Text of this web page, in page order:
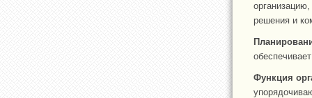
решения и
Функция